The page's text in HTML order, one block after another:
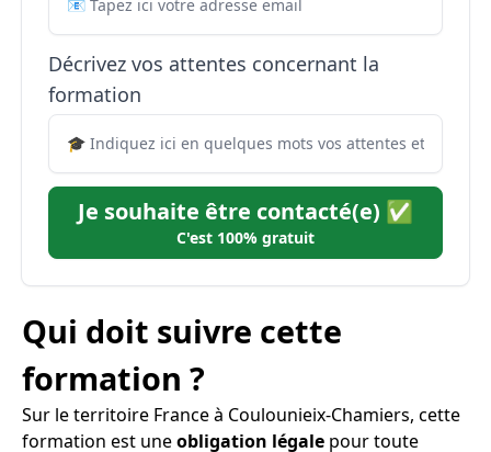
Décrivez vos attentes concernant la
formation
Je souhaite être contacté(e) ✅
C'est 100% gratuit
Qui doit suivre cette
formation ?
Sur le territoire France à Coulounieix-Chamiers, cette
formation est uneobligation légale pour toute